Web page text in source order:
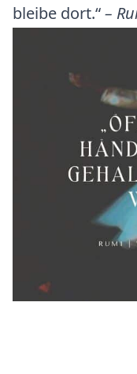
bleibe dort.“–